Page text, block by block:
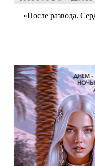
«После развода.